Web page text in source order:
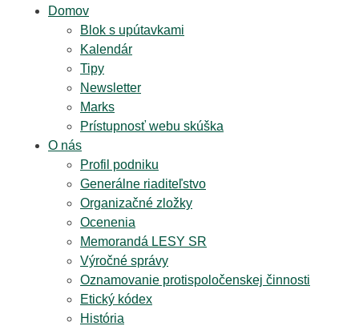
Domov
Blok s upútavkami
Kalendár
Tipy
Newsletter
Marks
Prístupnosť webu skúška
O nás
Profil podniku
Generálne riaditeľstvo
Organizačné zložky
Ocenenia
Memorandá LESY SR
Výročné správy
Oznamovanie protispoločenskej činnosti
Etický kódex
História